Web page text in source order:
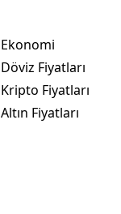
Ekonomi
Döviz Fiyatları
Kripto Fiyatları
Altın Fiyatları